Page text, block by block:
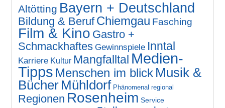
Altötting Bayern + Deutschland
Bildung & Beruf Chiemgau Fasching
Film & Kino Gastro +
Schmackhaftes Gewinnspiele Inntal
Karriere Kultur Mangfalltal Medien-
Tipps Menschen im blick Musik &
Bücher Mühldorf Phänomenal regional
Regionen Rosenheim Service